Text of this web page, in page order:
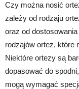
Czy można nosić
zależy od rodzaju
oraz od
rodzajów ortez, które
Niektóre ortezy są
dopasować do
mogą wymagać